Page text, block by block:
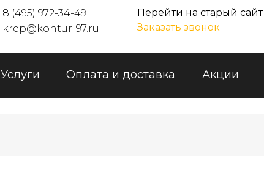
8 (495) 972-34-49
krep@kontur-97.ru
Перейти на старый сайт
Заказать звонок
Услуги Оплата и доставка Акции